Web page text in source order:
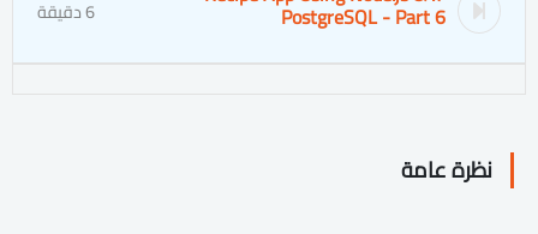
PostgreSQL - Part 6 6 دقيقة
نظرة عامة